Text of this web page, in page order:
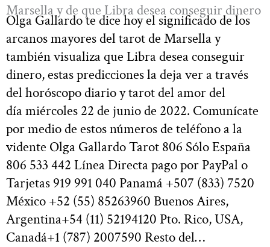
Marsella y de que Libra desea conseguir dinero
Olga Gallardo te dice hoy el significado de los
arcanos mayores del tarot de Marsella y
también visualiza que Libra desea conseguir
dinero, estas predicciones la deja ver a través
del horóscopo diario y tarot del amor del
día miércoles 22 de junio de 2022. Comunícate
por medio de estos números de teléfono a la
vidente Olga Gallardo Tarot 806 Sólo España
806 533 442 Línea Directa pago por PayPal o
Tarjetas 919 991 040 Panamá +507 (833) 7520
México +52 (55) 85263960 Buenos Aires,
Argentina+54 (11) 52194120 Pto. Rico, USA,
Canadá+1 (787) 2007590 Resto del…